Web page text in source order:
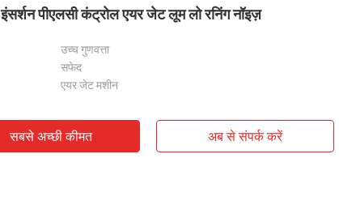
इंसर्शन पीएलसी कंट्रोल एयर जेट लूम लो रनिंग नॉइज़
उच्च गुणवत्ता
सफेद
एयर जेट मशीन
सबसे अच्छी कीमत अब से संपर्क करें